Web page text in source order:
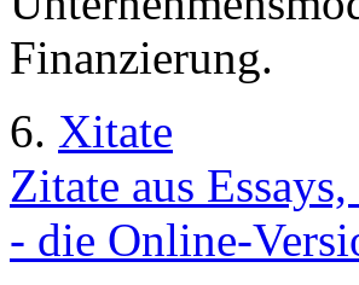
Finanzierung.
6. Xitate
Zitate aus
- die Online-